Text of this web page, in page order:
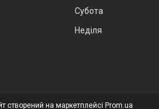
Субота
Неділя
створений на маркетплейсі Prom.ua